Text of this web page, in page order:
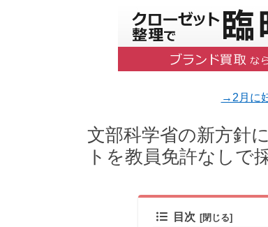
→2月に
文部科学省の新方針
トを教員免許なしで
目次